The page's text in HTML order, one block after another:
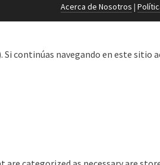
Acerca de Nosotros |
continúas navegando en este sitio